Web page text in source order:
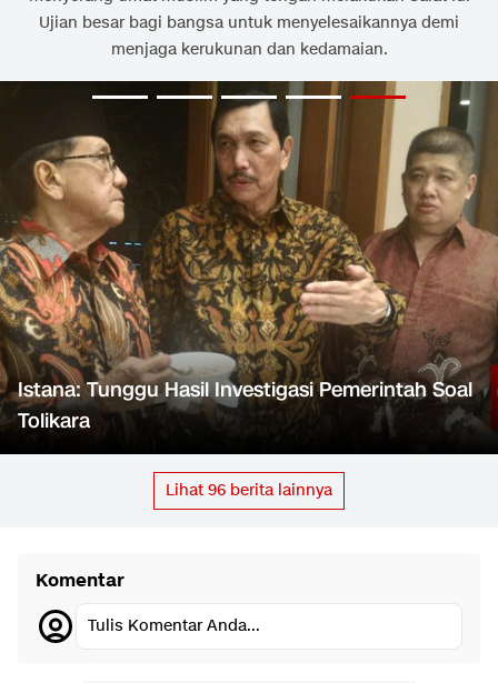
Ujian besar bagi bangsa untuk menyelesaikannya demi
menjaga kerukunan dan kedamaian.
Istana: Tunggu Hasil Investigasi Pemerintah Soal
Tolikara
Lihat 96 berita lainnya
Komentar
Tulis Komentar Anda...